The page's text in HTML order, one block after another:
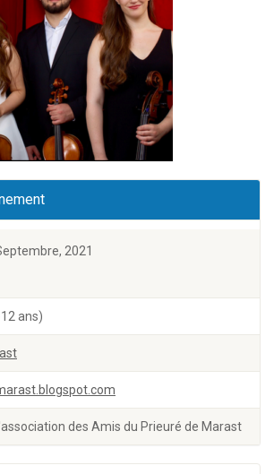
2021
ans)
des Amis du Prieuré de Marast